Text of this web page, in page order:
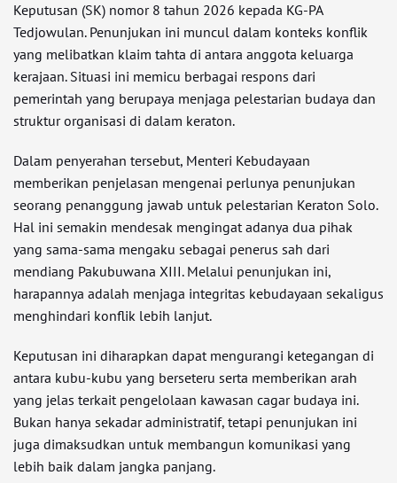
Keputusan (SK) nomor 8 tahun 2026 kepada KG-PA
Tedjowulan. Penunjukan ini muncul dalam konteks konflik
yang melibatkan klaim tahta di antara anggota keluarga
kerajaan. Situasi ini memicu berbagai respons dari
pemerintah yang berupaya menjaga pelestarian budaya dan
struktur organisasi di dalam keraton.
Dalam penyerahan tersebut, Menteri Kebudayaan
memberikan penjelasan mengenai perlunya penunjukan
seorang penanggung jawab untuk pelestarian Keraton Solo.
Hal ini semakin mendesak mengingat adanya dua pihak
yang sama-sama mengaku sebagai penerus sah dari
mendiang Pakubuwana XIII. Melalui penunjukan ini,
harapannya adalah menjaga integritas kebudayaan sekaligus
menghindari konflik lebih lanjut.
Keputusan ini diharapkan dapat mengurangi ketegangan di
antara kubu-kubu yang berseteru serta memberikan arah
yang jelas terkait pengelolaan kawasan cagar budaya ini.
Bukan hanya sekadar administratif, tetapi penunjukan ini
juga dimaksudkan untuk membangun komunikasi yang
lebih baik dalam jangka panjang.